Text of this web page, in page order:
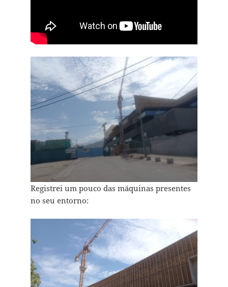
Registrei um pouco das máquinas presentes
no seu entorno: